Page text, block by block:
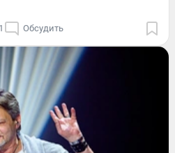
Обсудить